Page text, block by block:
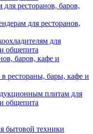
ресторанов, баров,
для ресторанов,
для
общепита
баров, кафе и
в рестораны, бары, кафе и
плитам для
общепита
бытовой техники